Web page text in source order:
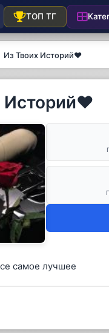
ТОП ТГ
Из Твоих Историй❤️
Историй❤️
самое лучшее